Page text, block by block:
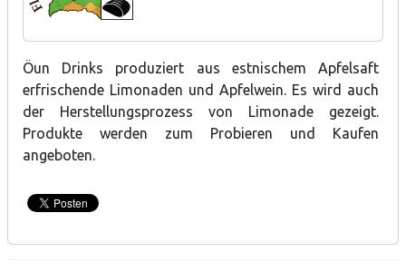
Öun Drinks produziert aus estnischem Apfelsaft
erfrischende Limonaden und Apfelwein. Es wird auch
der Herstellungsprozess von Limonade gezeigt.
Produkte werden zum Probieren und Kaufen
angeboten.